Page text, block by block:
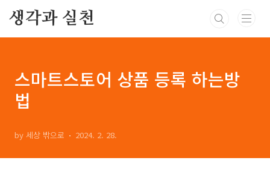
생각과 실천
스마트스토어 상품 등록 하는방
법
by 세상 밖으로 2024. 2. 28.